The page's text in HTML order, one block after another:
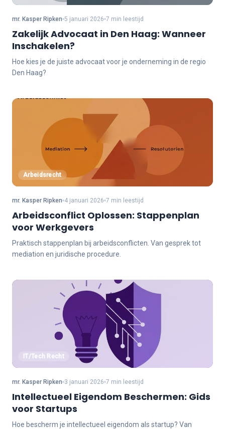
mr. Kasper Ripken 5 januari 2026 7 min leestijd
Zakelijk Advocaat in Den Haag: Wanneer
Inschakelen?
Hoe kies je de juiste advocaat voor je onderneming in de regio
Den Haag?
Arbeidsrecht
mr. Kasper Ripken 4 januari 2026 7 min leestijd
Arbeidsconflict Oplossen: Stappenplan
voor Werkgevers
Praktisch stappenplan bij arbeidsconflicten. Van gesprek tot
mediation en juridische procedure.
IT/Tech Recht
mr. Kasper Ripken 3 januari 2026 7 min leestijd
Intellectueel Eigendom Beschermen: Gids
voor Startups
Hoe bescherm je intellectueel eigendom als startup? Van